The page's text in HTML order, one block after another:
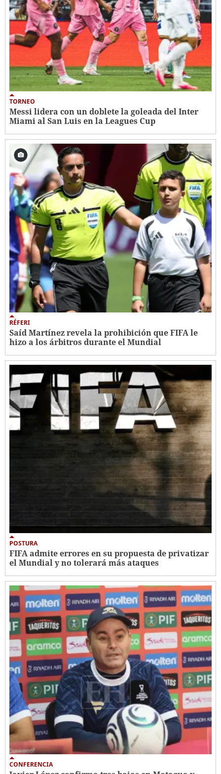
TORNEO
Messi lidera con un doblete la goleada del Inter
Miami al San Luis en la Leagues Cup
RÉFERI
Saíd Martínez revela la prohibición que FIFA le
hizo a los árbitros durante el Mundial
POSTURA
FIFA admite errores en su propuesta de privatizar
el Mundial y no tolerará más ataques
CONFERENCIA